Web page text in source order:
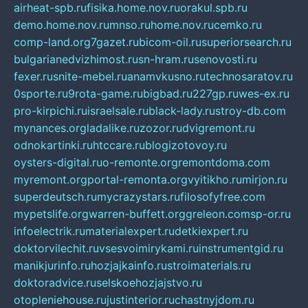
airheat-spb.rufisika.home.nov.ruorakul.spb.ru
demo.home.nov.rumnso.ruhome.nov.rucemko.ru
comp-land.org7gazet.rubicom-oil.rusuperiorsearch.ru
bulgarianedvizhimost.rusn-hram.rusenovosti.ru
fexer.rusnite-mebel.ruanamvkusno.rutechnosaratov.ru
0sporte.ru9rota-game.rubigbad.ru227gp.ruwes-ex.ru
pro-kirpichi.ruisraelsale.rublack-lady.rustroy-db.com
mynances.orgladalike.ruzozor.rudvigremont.ru
odnokartinki.ruhtccare.rublogizotovoy.ru
oysters-digital.ruo-remonte.orgremontdoma.com
myremont.orgportal-remonta.orgvyitikho.rumirjon.ru
superdeutsch.rumycrazystars.rufilosofyfree.com
mypetslife.orgwarren-buffett.orggreleon.comsp-or.ru
infoelectrik.rumaterialexpert.rudetkiexpert.ru
doktorvilechit.ruvsesvoimirykami.ruinstrumentgid.ru
manikjurinfo.ruhozjajkainfo.rustroimaterials.ru
doktoradvice.ruselskoehozjajstvo.ru
otopleniehouse.rujustinterior.ruchastnyjdom.ru